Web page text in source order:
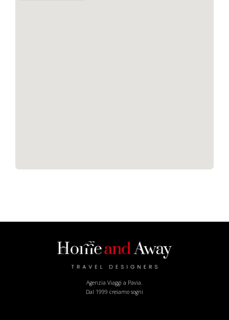
Agenzia Viaggi a Pavia.
Dal 1999 creiamo sogni